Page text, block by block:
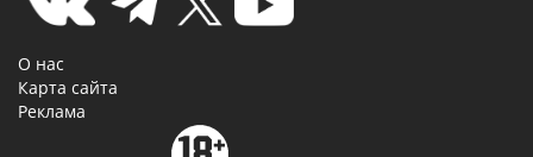
О нас
Карта сайта
Реклама